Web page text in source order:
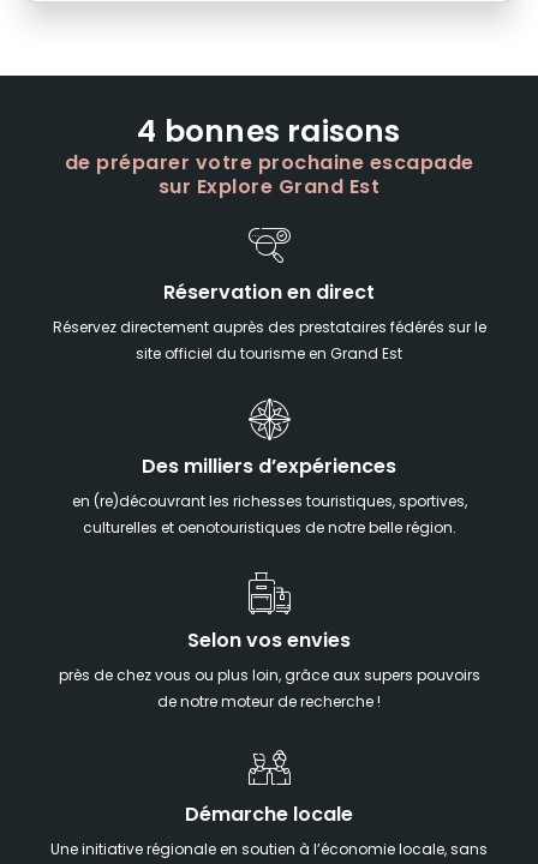
4 bonnes raisons
de préparer votre prochaine escapade
sur Explore Grand Est
Réservation en direct
Réservez directement auprès des prestataires fédérés sur le
site officiel du tourisme en Grand Est
Des milliers d’expériences
en (re)découvrant les richesses touristiques, sportives,
culturelles et oenotouristiques de notre belle région.
Selon vos envies
près de chez vous ou plus loin, grâce aux supers pouvoirs
de notre moteur de recherche !
Démarche locale
Une initiative régionale en soutien à l’économie locale, sans